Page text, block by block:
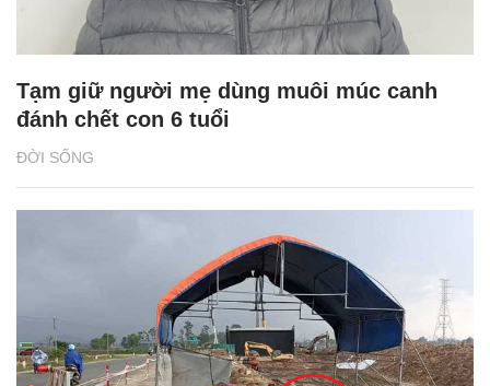
ĐỜI SỐNG
Tạm giữ người mẹ dùng muôi múc canh
đánh chết con 6 tuổi